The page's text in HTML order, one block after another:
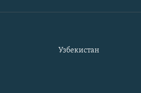
Узбекистан